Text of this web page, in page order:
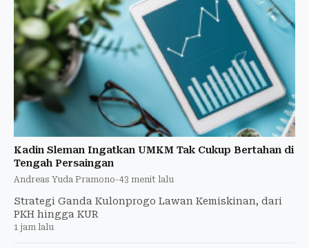
Kadin Sleman Ingatkan UMKM Tak Cukup Bertahan di
Tengah Persaingan
Andreas Yuda Pramono-43 menit lalu
Strategi Ganda Kulonprogo Lawan Kemiskinan, dari
PKH hingga KUR
1 jam lalu